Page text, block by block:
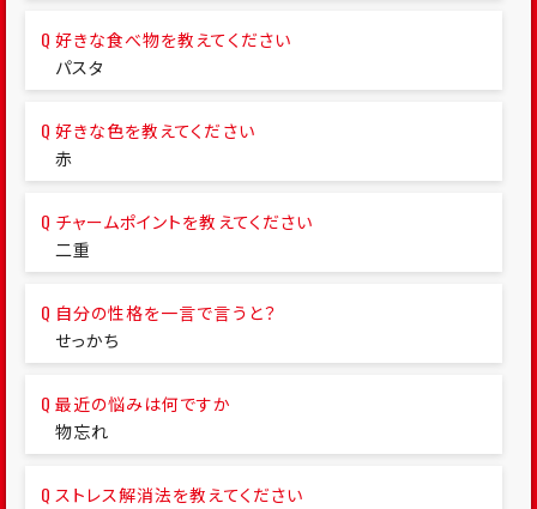
好きな食べ物を教えてください
パスタ
好きな色を教えてください
赤
チャームポイントを教えてください
二重
自分の性格を一言で言うと？
せっかち
最近の悩みは何ですか
物忘れ
ストレス解消法を教えてください